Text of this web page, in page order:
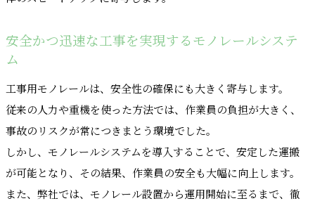
安全かつ迅速な工事を実現するモノレールシステ
ム
工事用モノレールは、安全性の確保にも大きく寄与します。
従来の人力や重機を使った方法では、作業員の負担が大きく、
事故のリスクが常につきまとう環境でした。
しかし、モノレールシステムを導入することで、安定した運搬
が可能となり、その結果、作業員の安全も大幅に向上します。
また、弊社では、モノレール設置から運用開始に至るまで、徹